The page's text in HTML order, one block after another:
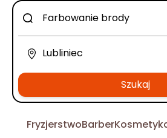
Szukaj
FryzjerstwoBarber